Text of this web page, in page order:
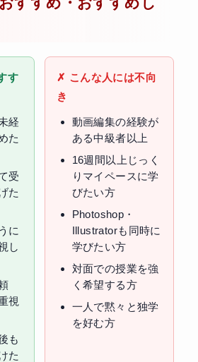
す
経
た
受
た
に
し
視
も
た
✗ こんな人には不向
き
動画編集の経験が
ある中級者以上
16週間以上じっく
りマイペースに学
びたい方
Photoshop・
Illustratorも同時に
学びたい方
対面での授業を強
く希望する方
一人で黙々と独学
を好む方